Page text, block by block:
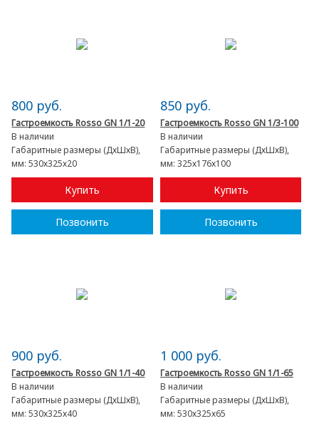
800 руб.
Гастроемкость Rosso GN 1/1-20
В наличии
Габаритные размеры (ДхШхВ),
мм:530х325х20
Купить
Позвонить
850 руб.
Гастроемкость Rosso GN 1/3-100
В наличии
Габаритные размеры (ДхШхВ),
мм: 325х176х100
Купить
Позвонить
900 руб.
Гастроемкость Rosso GN 1/1-40
В наличии
Габаритные размеры (ДхШхВ),
мм:530х325х40
1 000 руб.
Гастроемкость Rosso GN 1/1-65
В наличии
Габаритные размеры (ДхШхВ),
мм: 530х325х65